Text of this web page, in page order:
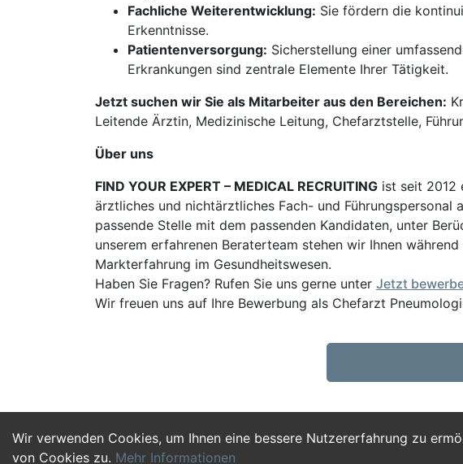
Wir verwenden Cookies, um Ihnen eine bessere Nutzererfahrung zu
von Cookies zu. Mehr Informationen
Fachliche Weiterentwicklung: Sie fördern die
Erkenntnisse.
Patientenversorgung: Sicherstellung einer
Erkrankungen sind zentrale Elemente Ihrer Tätigkeit.
Jetzt suchen wir Sie als Mitarbeiter aus den Bereichen:
Leitende Ärztin, Medizinische Leitung, Chefarztstelle,
Über uns
FIND YOUR EXPERT – MEDICAL RECRUITING ist seit 2012
ärztliches und nichtärztliches Fach- und Führungspersonal
passende Stelle mit dem passenden Kandidaten, unter
unserem erfahrenen Beraterteam stehen wir Ihnen
Markterfahrung im Gesundheitswesen.
Haben Sie Fragen? Rufen Sie uns gerne unter Jetzt
Wir freuen uns auf Ihre Bewerbung als Chefarzt